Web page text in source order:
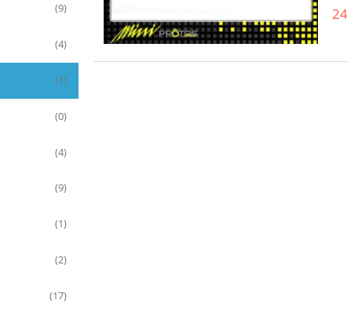
(9)
(4)
(1)
(0)
(4)
(9)
(1)
(2)
(17)